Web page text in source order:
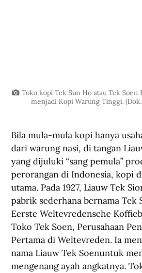
Toko kopi Tek Sun Ho atau Tek Soen
menjadi Kopi Warung Tinggi.
Bila mula-mula kopi hanya
dari warung nasi, di tangan
yang dijuluki “sang pemula”
perorangan di Indonesia, kopi
utama. Pada 1927, Liauw Tek
pabrik sederhana bernama Tek
Eerste Weltevredensche
Toko Tek Soen, Perusahaan
Pertama di Weltevreden. Ia
nama Liauw Tek Soenuntuk
mengenang ayah angkatnya.